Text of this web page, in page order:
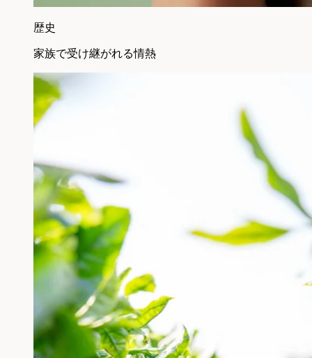
歴史
家族で受け継がれる情熱